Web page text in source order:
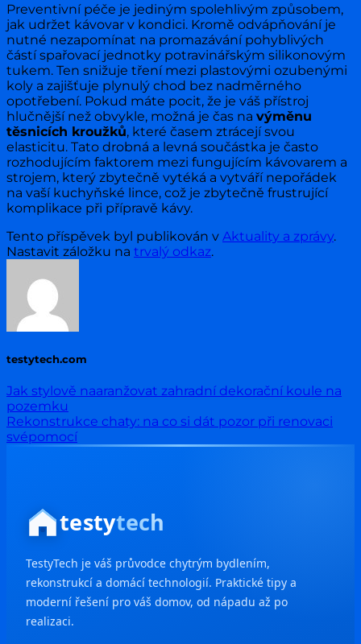
Preventivní péče je jediným spolehlivým způsobem,
jak udržet kávovar v kondici. Kromě odvápňování je
nutné nezapomínat na promazávání pohyblivých
částí spařovací jednotky potravinářským silikonovým
tukem. Ten snižuje tření mezi plastovými ozubenými
koly a zajišťuje plynulý chod bez nadměrného
opotřebení. Pokud máte pocit, že je váš přístroj
hlučnější než obvykle, možná je čas na výměnu
těsnicích kroužků, které časem ztrácejí svou
elasticitu. Tato drobná a levná součástka je často
rozhodujícím faktorem mezi fungujícím kávovarem a
strojem, který zbytečně vytéká a vytváří nepořádek
na vaší kuchyňské lince, což je zbytečně frustrující
komplikace při přípravě kávy.
Tento příspěvek byl publikován v Aktuality a zprávy.
Nastavit záložku na trvalý odkaz.
testytech.com
Jak stylově naaranžovat zahradní dekorační koule na
pozemku
Rekonstrukce chaty: na co si dát pozor při renovaci
svépomocí
testytech
TestyTech je váš průvodce chytrým bydlením,
rekonstrukcí a domácí technologií. Praktické tipy a
moderní řešení pro váš domov, od nápadu až po
realizaci.